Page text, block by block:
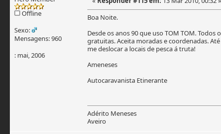
Offline
Sexo:
Mensagens: 960
: mai, 2006
Boa Noite.
Desde os anos 90 que uso TOM TOM.
gratuitas. Aceita moradas e coordenadas.
me deslocar a locais de pesca á truta!
Ameneses
Autocaravanista Etinerante
Adérito Meneses
Aveiro